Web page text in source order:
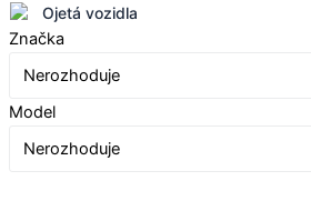
Ojetá vozidla
Značka
Nerozhoduje
Model
Nerozhoduje